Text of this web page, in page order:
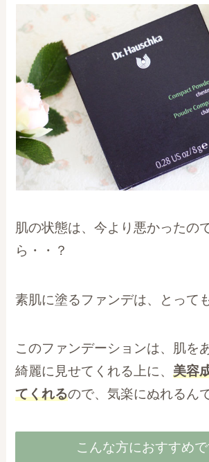
肌の状態は、今より悪かったの
ら・・？
素肌に塗るファンデは、とって
このファンデーションは、肌を
綺麗に見せてくれる上に、美容
てくれるので、気楽にぬれるん
こんな方におすすめで